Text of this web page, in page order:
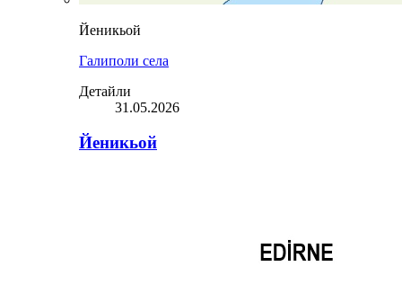
Йеникьой
Галиполи села
Детайли
31.05.2026
Йеникьой